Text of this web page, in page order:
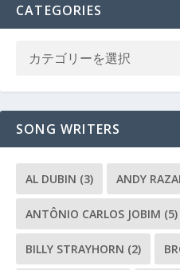
CATEGORIES
SONG WRITERS
AL DUBIN (3) ANDY
ANTÔNIO CARLOS JOBIM (5)
BILLY STRAYHORN (2)